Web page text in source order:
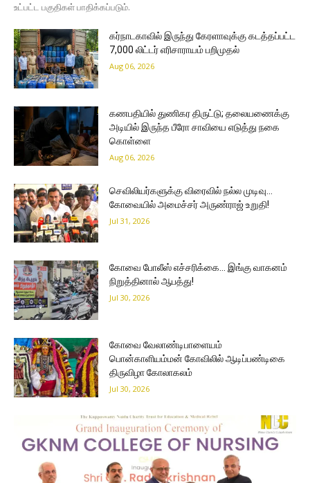
உட்பட்ட பகுதிகள் பாதிக்கப்படும்.
கர்நாடகாவில் இருந்து கேரளாவுக்கு கடத்தப்பட்ட
7,000 லிட்டர் எரிசாராயம் பறிமுதல்
Aug 06, 2026
கணபதியில் துணிகர திருட்டு; தலையணைக்கு
அடியில் இருந்த பீரோ சாவியை எடுத்து நகை
கொள்ளை
Aug 06, 2026
செவிலியர்களுக்கு விரைவில் நல்ல முடிவு…
கோவையில் அமைச்சர் அருண்ராஜ் உறுதி!
Jul 31, 2026
கோவை போலீஸ் எச்சரிக்கை… இங்கு வாகனம்
நிறுத்தினால் ஆபத்து!
Jul 30, 2026
கோவை வேலாண்டிபாளையம்
பொன்காளியம்மன் கோவிலில் ஆடிப்பண்டிகை
திருவிழா கோலாகலம்
Jul 30, 2026